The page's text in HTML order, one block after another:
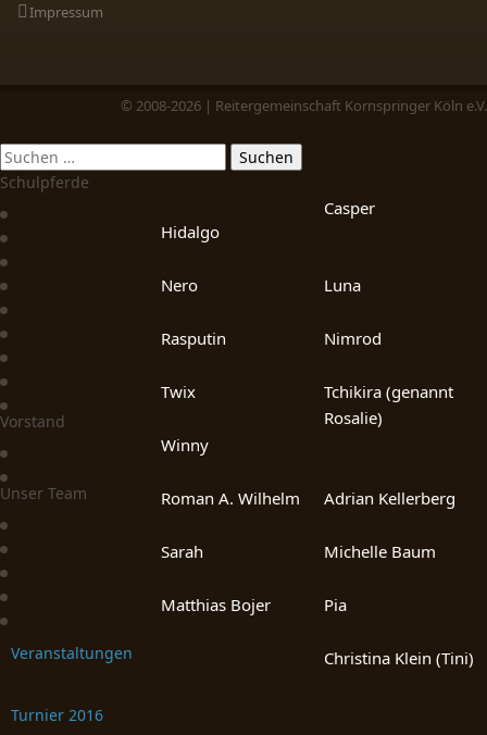
Impressum
© 2008-2026 | Reitergemeinschaft Kornspringer Köln e.V.
Schulpferde
Casper
Hidalgo
Luna
Nero
Nimrod
Rasputin
Tchikira (genannt
Rosalie)
Twix
Winny
Vorstand
Adrian Kellerberg
Roman A. Wilhelm
Unser Team
Michelle Baum
Sarah
Pia
Matthias Bojer
Christina Klein (Tini)
Veranstaltungen
Turnier 2016